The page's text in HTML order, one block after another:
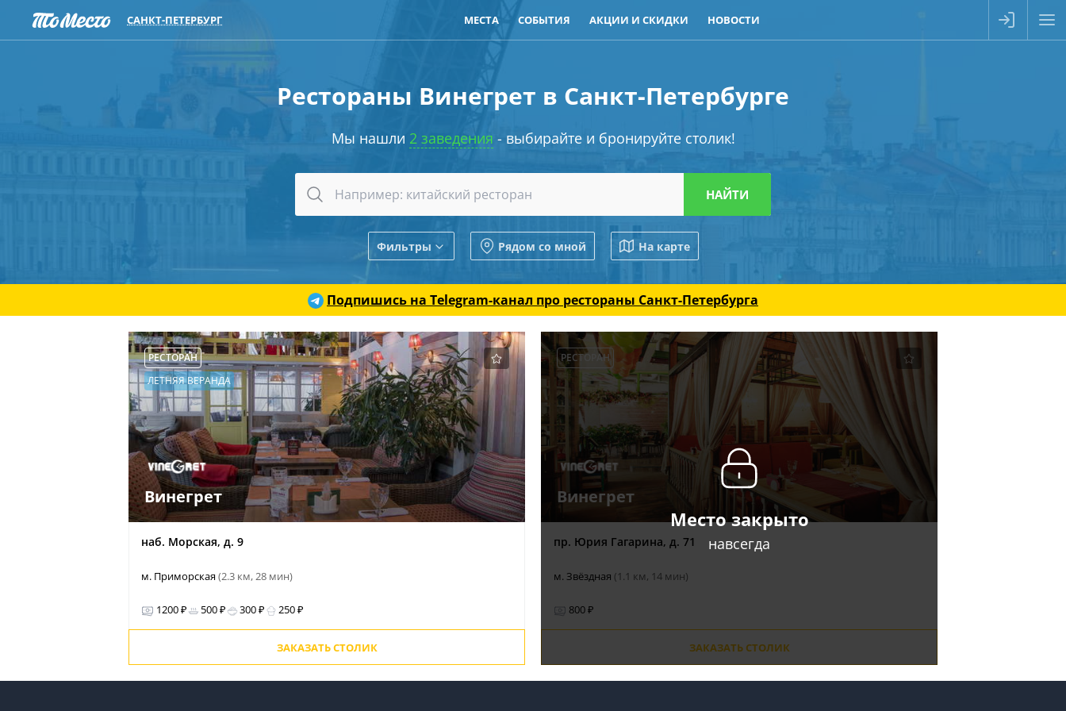
САНКТ-ПЕТЕРБУРГ МЕСТА СОБЫТИЯ АКЦИИ И СКИДКИ НОВОСТИ
Рестораны Винегрет в Санкт-Петербурге
Мы нашли 2 заведения - выбирайте и бронируйте столик!
Фильтры Рядом со мной На карте
Подпишись на Telegram-канал про рестораны Санкт-Петербурга
РЕСТОРАН
ЛЕТНЯЯ ВЕРАНДА
Винегрет
наб. Морская, д. 9
м. Приморская(2.3 км, 28 мин)
1200 ₽ 500 ₽ 300 ₽ 250 ₽
ЗАКАЗАТЬ СТОЛИК
Место закрыто
навсегда
РЕСТОРАН
Винегрет
пр. Юрия Гагарина, д. 71
м. Звёздная (1.1 км, 14 мин)
800 ₽
ЗАКАЗАТЬ СТОЛИК